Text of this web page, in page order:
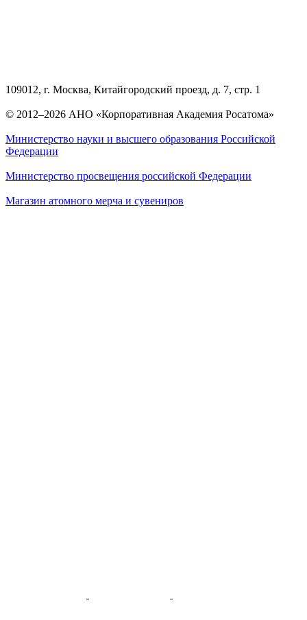
109012, г. Москва, Китайгородский проезд, д. 7, стр. 1
© 2012–2026 АНО «Корпоративная Академия Росатома»
Министерство науки и высшего образования Российской
Федерации
Министерство просвещения российской Федерации
Магазин атомного мерча и сувениров